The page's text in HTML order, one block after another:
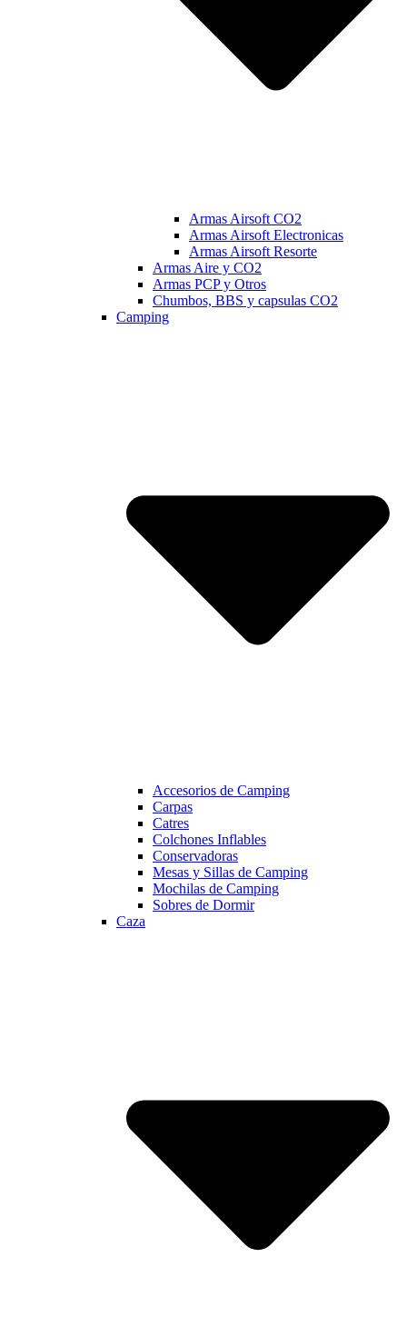
Armas Airsoft CO2
Armas Airsoft Electronicas
Armas Airsoft Resorte
Armas Aire y CO2
Armas PCP y Otros
Chumbos, BBS y capsulas CO2
Camping
Accesorios de Camping
Carpas
Catres
Colchones Inflables
Conservadoras
Mesas y Sillas de Camping
Mochilas de Camping
Sobres de Dormir
Caza